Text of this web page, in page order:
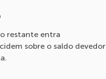
restante entra
sobre o saldo devedor